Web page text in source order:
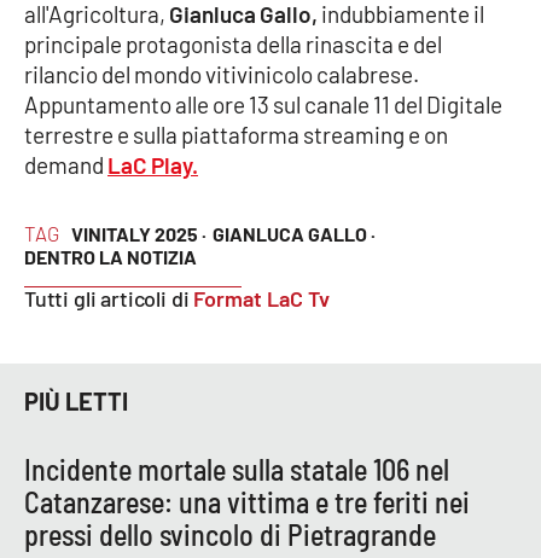
Società
Sport
RUBRICHE
Good Morning Vietnam
Parchi Marini Calabria
Le perfidie di Antonella Grippo
Venti di comunicazione
TAG VINITALY 2025 · GIANLUCA GALLO ·
DENTRO LA NOTIZIA
Tutti gli articoli di Format LaC Tv
all'Agricoltura, Gianluca Gallo, indubbiamente il
principale protagonista della rinascita e del
rilancio del mondo vitivinicolo calabrese.
Appuntamento alle ore 13 sul canale 11 del Digitale
terrestre e sulla piattaforma streaming e on
demand LaC Play.
PIÙ LETTI
Incidente mortale sulla statale 106 nel
Catanzarese: una vittima e tre feriti nei
pressi dello svincolo di Pietragrande